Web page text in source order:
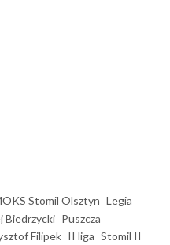
Stomil Olsztyn Legia
Biedrzycki Puszcza
Filipek II liga Stomil II